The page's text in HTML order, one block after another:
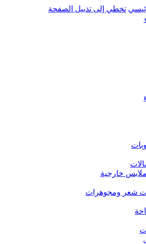
تخطي إلى تذييل الصفحة
خارجية
شعر ومجوهرات